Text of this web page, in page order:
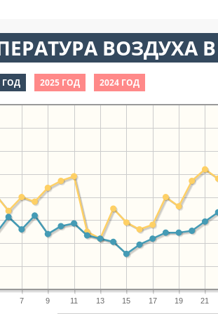
ВОЗДУХА
ГОД 2025 ГОД 2024 ГОД
7 9 11 13 15 17 19 21